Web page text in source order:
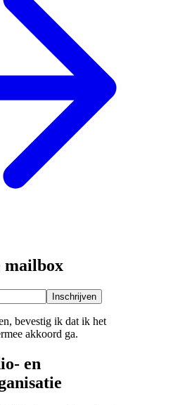
mailbox
Inschrijven
bevestig ik dat ik het
akkoord ga.
en